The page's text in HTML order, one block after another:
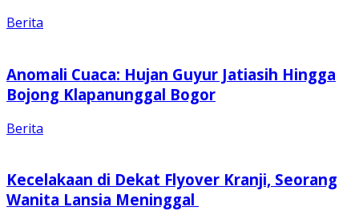
Berita
Anomali Cuaca: Hujan Guyur Jatiasih Hingga
Bojong Klapanunggal Bogor
Berita
Kecelakaan di Dekat Flyover Kranji, Seorang
Wanita Lansia Meninggal